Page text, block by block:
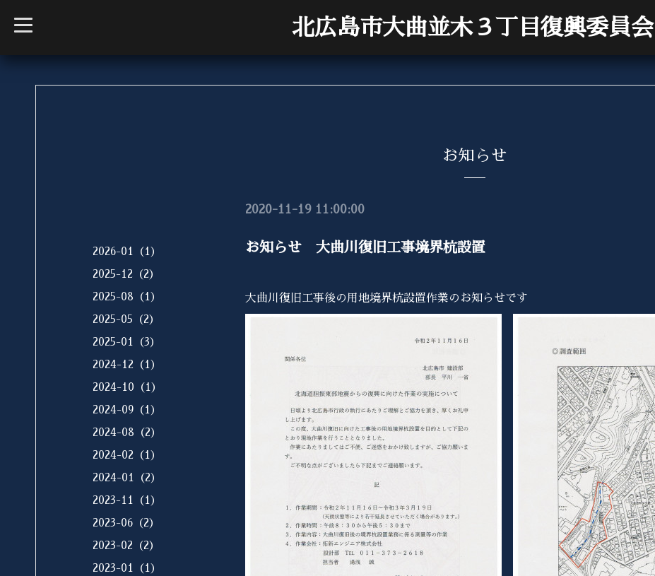
北広島市大曲並木３丁目復興委員会
t
o
お知らせ
2020-11-19 11:00:00
お知らせ 大曲川復旧工事境界杭設置
大曲川復旧工事後の用地境界杭設置作業のお知らせです
2026-01（1）
2025-12（2）
2025-08（1）
2025-05（2）
2025-01（3）
2024-12（1）
2024-10（1）
2024-09（1）
2024-08（2）
2024-02（1）
2024-01（2）
2023-11（1）
2023-06（2）
2023-02（2）
2023-01（1）